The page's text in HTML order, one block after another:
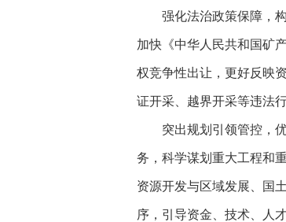
强化法治政策保障，
加快《中华人民共和国矿
权竞争性出让，更好反映
证开采、越界开采等违法
突出规划引领管控，
务，科学谋划重大工程和
资源开发与区域发展、国
序，引导资金、技术、人